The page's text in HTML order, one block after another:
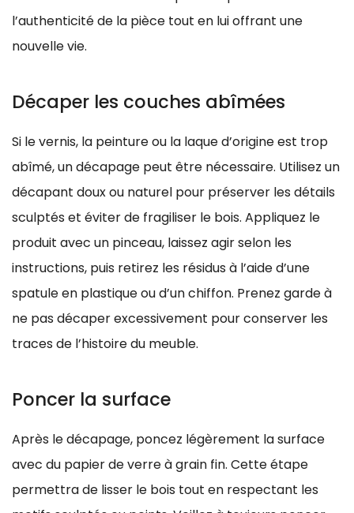
l’authenticité de la pièce tout en lui offrant une
nouvelle vie.
Décaper les couches abîmées
Si le vernis, la peinture ou la laque d’origine est trop
abîmé, un décapage peut être nécessaire. Utilisez un
décapant doux ou naturel pour préserver les détails
sculptés et éviter de fragiliser le bois. Appliquez le
produit avec un pinceau, laissez agir selon les
instructions, puis retirez les résidus à l’aide d’une
spatule en plastique ou d’un chiffon. Prenez garde à
ne pas décaper excessivement pour conserver les
traces de l’histoire du meuble.
Poncer la surface
Après le décapage, poncez légèrement la surface
avec du papier de verre à grain fin. Cette étape
permettra de lisser le bois tout en respectant les